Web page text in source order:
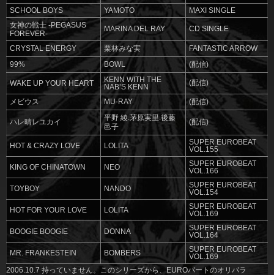
SCHOOL BOYS YAMOTO
MAXI SINGLE
女神の戦士 -PEGASUS
FOREVER-
MARINA DEL RAY CD SINGLE
CRYSTAL ENERGY 栗林みな実 FANTASTIC ARROW
99% BOWL (配信)
WAKE UP YOUR HEART
KENN WITH THE
NAB’S KENN
(配信)
メビウス MU-RAY (配信)
ハレ晴レユカイ
平野 綾.茅原実里.後藤
邑子
(配信)
HOT & CRAZY LOVE LOLITA
SUPER EUROBEAT
VOL.155
KING OF CHINATOWN NEO
SUPER EUROBEAT
VOL.166
TOYBOY NANDO
SUPER EUROBEAT
VOL.154
HOT FOR YOUR LOVE LOLITA
SUPER EUROBEAT
VOL.169
BOOGIE BOOGIE DONNA
SUPER EUROBEAT
VOL.164
MR. FRANKESTEIN BOMBERS
SUPER EUROBEAT
VOL.169
2006.10.7 持っていません。このシリーズから、EUROパートのオリパラ